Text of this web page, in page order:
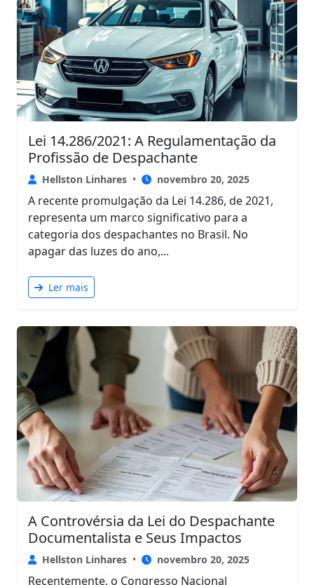
Lei 14.286/2021: A Regulamentação da
Profissão de Despachante
Hellston Linhares • novembro 20, 2025
A recente promulgação da Lei 14.286, de 2021,
representa um marco significativo para a
categoria dos despachantes no Brasil. No
apagar das luzes do ano,...
Ler mais
A Controvérsia da Lei do Despachante
Documentalista e Seus Impactos
Hellston Linhares • novembro 20, 2025
Recentemente, o Congresso Nacional